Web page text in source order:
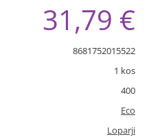
31,79 €
8681752015522
1 kos
400
Eco
Loparji